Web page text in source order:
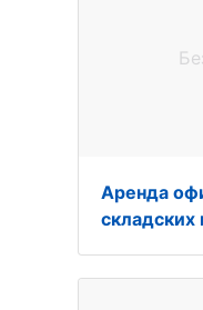
Аренда